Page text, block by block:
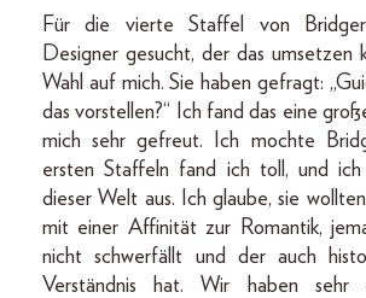
Für die vierte Staffel von
Designer gesucht, der das umsetzen
Wahl auf mich. Sie haben gefragt:
das vorstellen?“ Ich fand das eine
mich sehr gefreut. Ich mochte
ersten Staffeln fand ich toll, und
dieser Welt aus. Ich glaube, sie
mit einer Affinität zur Romantik,
nicht schwerfällt und der auch
Verständnis hat. Wir haben sehr